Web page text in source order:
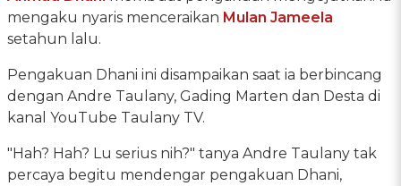
mengaku nyaris menceraikan Mulan Jameela
setahun lalu.
Pengakuan Dhani ini disampaikan saat ia berbincang
dengan Andre Taulany, Gading Marten dan Desta di
kanal YouTube Taulany TV.
"Hah? Hah? Lu serius nih?" tanya Andre Taulany tak
percaya begitu mendengar pengakuan Dhani,